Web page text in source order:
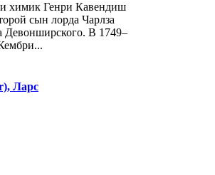
химик Генри Кавендиш
сын лорда Чарлза
Девонширского. В 1749–
Ларс